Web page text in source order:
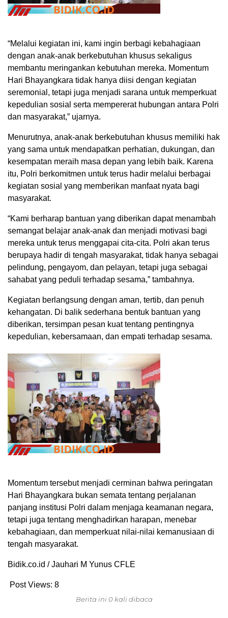
“Melalui kegiatan ini, kami ingin berbagi kebahagiaan
dengan anak-anak berkebutuhan khusus sekaligus
membantu meringankan kebutuhan mereka. Momentum
Hari Bhayangkara tidak hanya diisi dengan kegiatan
seremonial, tetapi juga menjadi sarana untuk memperkuat
kepedulian sosial serta mempererat hubungan antara Polri
dan masyarakat,” ujarnya.
Menurutnya, anak-anak berkebutuhan khusus memiliki hak
yang sama untuk mendapatkan perhatian, dukungan, dan
kesempatan meraih masa depan yang lebih baik. Karena
itu, Polri berkomitmen untuk terus hadir melalui berbagai
kegiatan sosial yang memberikan manfaat nyata bagi
masyarakat.
“Kami berharap bantuan yang diberikan dapat menambah
semangat belajar anak-anak dan menjadi motivasi bagi
mereka untuk terus menggapai cita-cita. Polri akan terus
berupaya hadir di tengah masyarakat, tidak hanya sebagai
pelindung, pengayom, dan pelayan, tetapi juga sebagai
sahabat yang peduli terhadap sesama,” tambahnya.
Kegiatan berlangsung dengan aman, tertib, dan penuh
kehangatan. Di balik sederhana bentuk bantuan yang
diberikan, tersimpan pesan kuat tentang pentingnya
kepedulian, kebersamaan, dan empati terhadap sesama.
Momentum tersebut menjadi cerminan bahwa peringatan
Hari Bhayangkara bukan semata tentang perjalanan
panjang institusi Polri dalam menjaga keamanan negara,
tetapi juga tentang menghadirkan harapan, menebar
kebahagiaan, dan memperkuat nilai-nilai kemanusiaan di
tengah masyarakat.
Bidik.co.id / Jauhari M Yunus CFLE
Post Views: 8
Berita ini 0 kali dibaca